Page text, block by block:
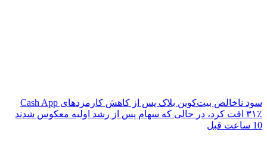
سود ناخالص بیت‌کوین بلاک پس از کاهش کارمزدهای Cash App
۳۱٪ افت کرد، در حالی که سهام پس از رشد اولیه معکوس شدند
10 ساعت قبل